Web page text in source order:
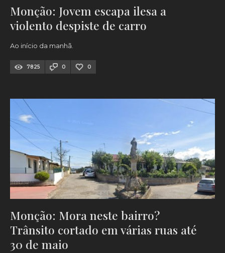
Monção: Jovem escapa ilesa a
violento despiste de carro
Ao início da manhã.
7825 0 0
Monção: Mora neste bairro?
Trânsito cortado em várias ruas até
30 de maio